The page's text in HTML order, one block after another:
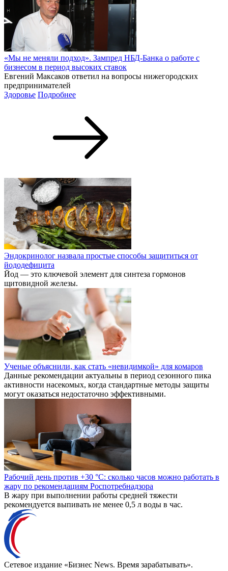
«Мы не меняли подход». Зампред НБД-Банка о работе с
бизнесом в период высоких ставок
Евгений Максаков ответил на вопросы нижегородских
предпринимателей
Здоровье Подробнее
Эндокринолог назвала простые способы защититься от
йододефицита
Йод — это ключевой элемент для синтеза гормонов
щитовидной железы.
Ученые объяснили, как стать «невидимкой» для комаров
Данные рекомендации актуальны в период сезонного пика
активности насекомых, когда стандартные методы защиты
могут оказаться недостаточно эффективными.
Рабочий день против +30 °C: сколько часов можно работать в
жару по рекомендациям Роспотребнадзора
В жару при выполнении работы средней тяжести
рекомендуется выпивать не менее 0,5 л воды в час.
Сетевое издание «Бизнес News. Время зарабатывать».